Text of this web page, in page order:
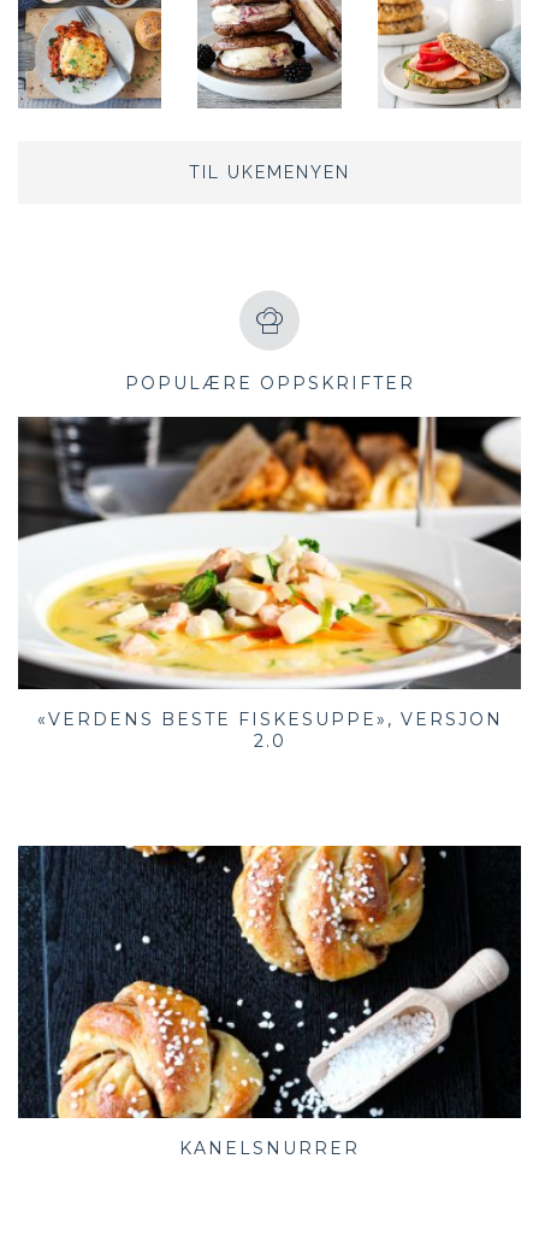
TIL UKEMENYEN
POPULÆRE OPPSKRIFTER
«VERDENS BESTE FISKESUPPE», VERSJON
2.0
KANELSNURRER